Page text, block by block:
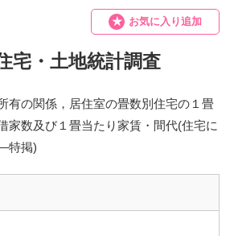
宅・土地統計調査
お気に入り追加
有の関係，居住室の畳数別住宅の１畳
家数及び１畳当たり家賃・間代(住宅に
特掲)